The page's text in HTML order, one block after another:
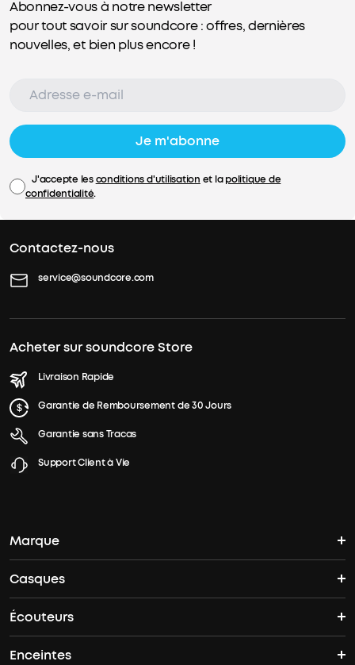
Abonnez-vous à notre newsletter
pour tout savoir sur soundcore : offres, dernières
nouvelles, et bien plus encore !
Je m'abonne
J'accepte lesconditions d'utilisation et lapolitique de
confidentialité.
Contactez-nous
service@soundcore.com
Acheter sur soundcore Store
Livraison Rapide
Garantie de Remboursement de 30 Jours
Garantie sans Tracas
Support Client à Vie
Marque
L'histoire de soundcore
Où acheter
Offres groupées
Casques
Casques Bluetooth
Casques Antibruit
Écouteurs
Écouteurs sans fil
Enceintes